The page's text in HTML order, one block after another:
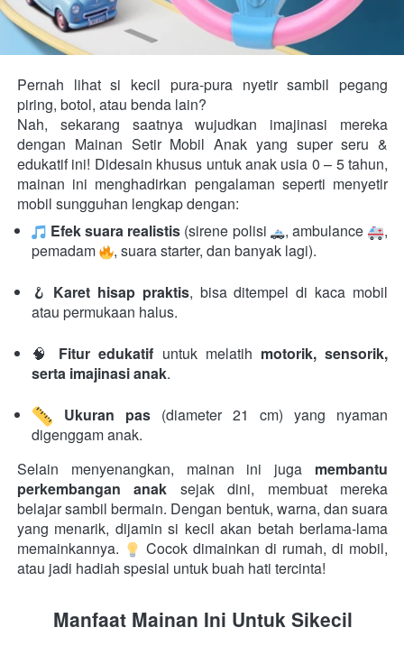
Pernah lihat si kecil pura-pura nyetir sambil pegang
piring, botol, atau benda lain?
Nah, sekarang saatnya wujudkan imajinasi mereka
dengan Mainan Setir Mobil Anak yang super seru &
edukatif ini! Didesain khusus untuk anak usia 0 – 5 tahun,
mainan ini menghadirkan pengalaman seperti menyetir
mobil sungguhan lengkap dengan:
Efek suara realistis (sirene polisi , ambulance
,
pemadam
, suara starter, dan banyak lagi).
🪝 Karet hisap praktis, bisa ditempel di kaca mobil
atau permukaan halus.
🧠 Fitur edukatif untuk melatih motorik, sensorik,
serta imajinasi anak.
Ukuran pas (diameter 21 cm) yang nyaman
digenggam anak.
Selain menyenangkan, mainan ini juga membantu
perkembangan anak sejak dini, membuat mereka
belajar sambil bermain. Dengan bentuk, warna, dan suara
yang menarik, dijamin si kecil akan betah berlama-lama
memainkannya.
Cocok dimainkan di rumah, di mobil,
atau jadi hadiah spesial untuk buah hati tercinta!
Manfaat Mainan Ini Untuk Sikecil